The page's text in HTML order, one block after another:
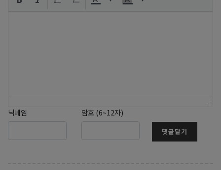
닉네임 암호 (6~12자)
댓글달기